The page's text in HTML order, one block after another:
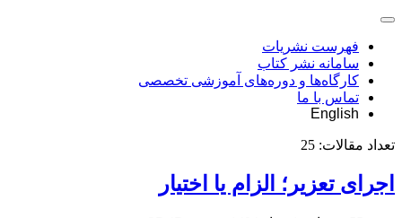
فهرست نشریات
سامانه نشر کتاب
کارگاه‌ها و دوره‌های آموزشی تخصصی
تماس با ما
English
تعداد مقالات: 25
اجرای تعزیر؛ الزام یا اختیار